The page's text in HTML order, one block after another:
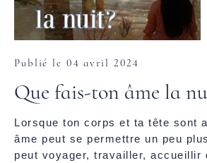
Publié le 04 avril 2024
Que fais-ton âme la
Lorsque ton corps et ta tête sont
âme peut se permettre un peu
peut voyager, travailler, accueillir